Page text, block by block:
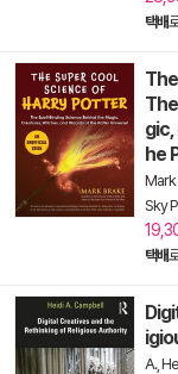
택배
he
Mark
Sky
택배
A.,